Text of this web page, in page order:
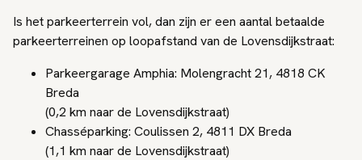
Is het parkeerterrein vol, dan zijn er een aantal betaalde
parkeerterreinen op loopafstand van de Lovensdijkstraat:
Parkeergarage Amphia: Molengracht 21, 4818 CK
Breda
(0,2 km naar de Lovensdijkstraat)
Chasséparking: Coulissen 2, 4811 DX Breda
(1,1 km naar de Lovensdijkstraat)